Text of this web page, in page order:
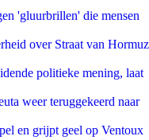
'gluurbrillen' die mensen
over Straat van Hormuz
politieke mening, laat
weer teruggekeerd naar
en grijpt geel op Ventoux